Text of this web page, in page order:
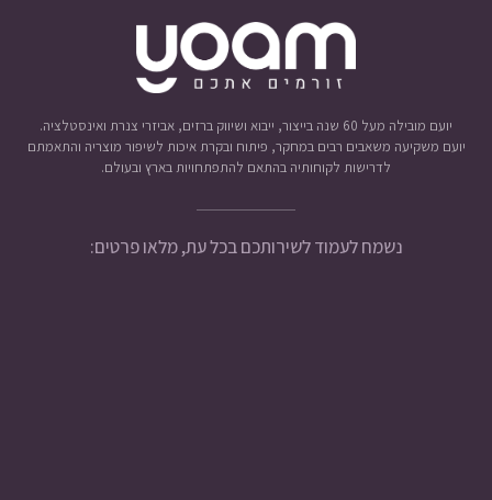
יועם מובילה מעל 60 שנה בייצור, ייבוא ושיווק ברזים, אביזרי צנרת ואינסטלציה.
יועם משקיעה משאבים רבים במחקר, פיתוח ובקרת איכות לשיפור מוצריה והתאמתם
לדרישות לקוחותיה בהתאם להתפתחויות בארץ ובעולם.
נשמח לעמוד לשירותכם בכל עת, מלאו פרטים: